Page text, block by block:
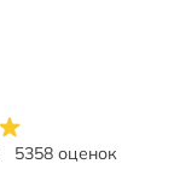
5358 оценок